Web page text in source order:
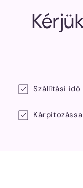
Szállítási idő